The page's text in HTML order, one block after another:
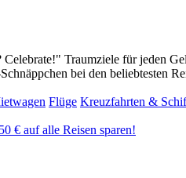
Traumziele für jeden
bei den beliebtesten
Flüge Kreuzfahrten &